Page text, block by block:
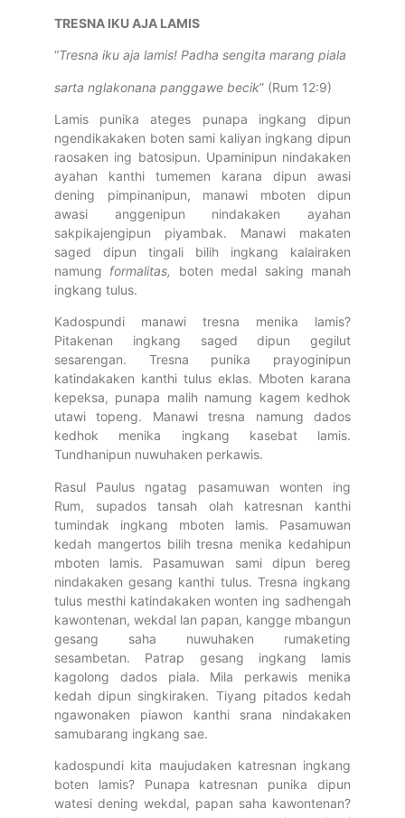
TRESNA IKU AJA LAMIS
“Tresna iku aja lamis! Padha sengita marang piala
sarta nglakonana panggawe becik” (Rum 12:9)
Lamis punika ateges punapa ingkang dipun
ngendikakaken boten sami kaliyan ingkang dipun
raosaken ing batosipun. Upaminipun nindakaken
ayahan kanthi tumemen karana dipun awasi
dening pimpinanipun, manawi mboten dipun
awasi anggenipun nindakaken ayahan
sakpikajengipun piyambak. Manawi makaten
saged dipun tingali bilih ingkang kalairaken
namung formalitas,
boten medal saking manah
ingkang tulus.
Kadospundi manawi tresna menika lamis?
Pitakenan ingkang saged dipun gegilut
sesarengan. Tresna punika prayoginipun
katindakaken kanthi tulus eklas. Mboten karana
kepeksa, punapa malih namung kagem kedhok
utawi topeng. Manawi tresna namung dados
kedhok menika ingkang kasebat lamis.
Tundhanipun nuwuhaken perkawis.
Rasul Paulus ngatag pasamuwan wonten ing
Rum, supados tansah olah katresnan kanthi
tumindak ingkang mboten lamis. Pasamuwan
kedah mangertos bilih tresna menika kedahipun
mboten lamis. Pasamuwan sami dipun bereg
nindakaken gesang kanthi tulus. Tresna ingkang
tulus mesthi katindakaken wonten ing sadhengah
kawontenan, wekdal lan papan, kangge mbangun
gesang saha nuwuhaken rumaketing
sesambetan. Patrap gesang ingkang lamis
kagolong dados piala. Mila perkawis menika
kedah dipun singkiraken. Tiyang pitados kedah
ngawonaken piawon kanthi srana nindakaken
samubarang ingkang sae.
kadospundi kita maujudaken katresnan ingkang
boten lamis? Punapa katresnan punika dipun
watesi dening wekdal, papan saha kawontenan?